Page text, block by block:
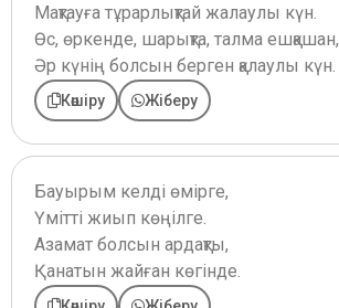
Мақтауға тұрарлықтай жалаулы күн.
Өс, өркенде, шарықта, талма ешқашан,
Әр күнің болсын берген қалаулы күн.
Көшіру Жіберу
Бауырым келді өмірге,
Үмітті жиып көңілге.
Азамат болсын ардақты,
Қанатын жайған көгінде.